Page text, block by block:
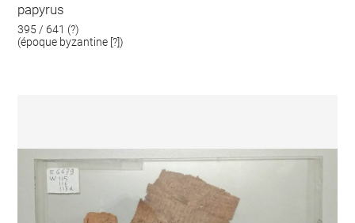
papyrus
395 / 641 (?)
(époque byzantine [?])